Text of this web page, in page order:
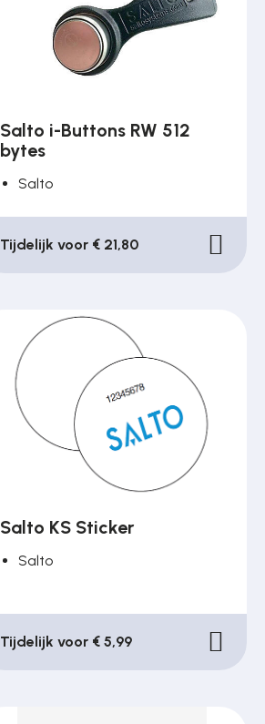
Salto i-Buttons RW 512
bytes
Salto
Tijdelijk voor € 21,80
Salto KS Sticker
Salto
Tijdelijk voor € 5,99